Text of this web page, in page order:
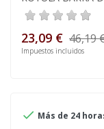
23,09 € 46,19
Impuestos incluidos
 Más de 24